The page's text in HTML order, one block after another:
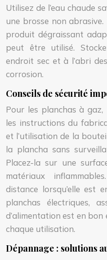
Utilisez de l’eau chaude
une brosse non
produit dégraissant
peut être utilisé.
endroit sec et à l’abri
corrosion.
Conseils de sécurité
Pour les planchas à gaz,
les instructions du
et l’utilisation de la
la plancha sans
Placez-la sur une
matériaux
distance lorsqu’elle est
planchas électriques,
d’alimentation est en
chaque utilisation.
Dépannage : solutions